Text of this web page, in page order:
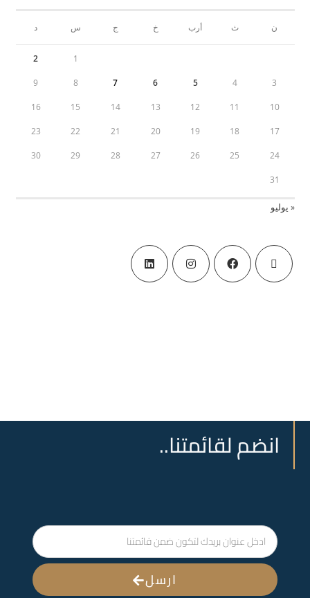
ن ث أرب خ ج س د
1
2
3
4
5
6
7
8
9
10
11
12
13
14
15
16
17
18
19
20
21
22
23
24
25
26
27
28
29
30
31
« يوليو
انضم لقائمتنا..
ارسل